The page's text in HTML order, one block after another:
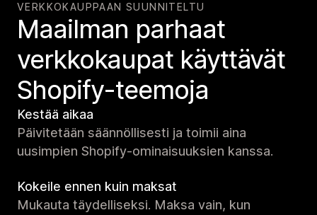
VERKKOKAUPPAAN SUUNNITELTU
Maailman parhaat
verkko­kaupat käyttävät
Shopify-teemoja
Kestää aikaa
Päivitetään säännöllisesti ja toimii aina
uusimpien Shopify-ominaisuuksien kanssa.
Kokeile ennen kuin maksat
Mukauta täydelliseksi. Maksa vain, kun